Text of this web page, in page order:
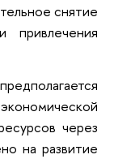
снятие
привлечения
через
на развитие